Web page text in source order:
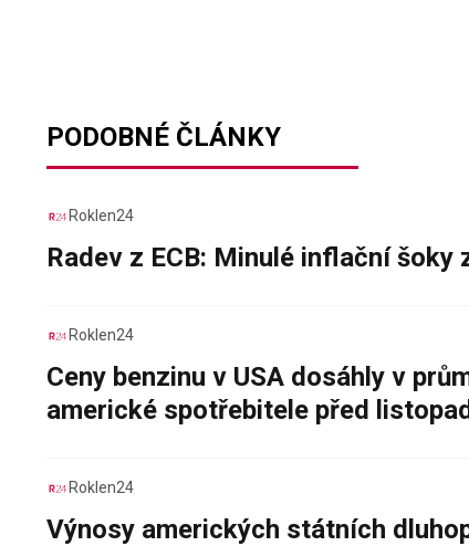
PODOBNÉ ČLÁNKY
Roklen24
Radev z ECB: Minulé inflační šoky
Roklen24
Ceny benzinu v USA dosáhly v
americké spotřebitele před
Roklen24
Výnosy amerických státních